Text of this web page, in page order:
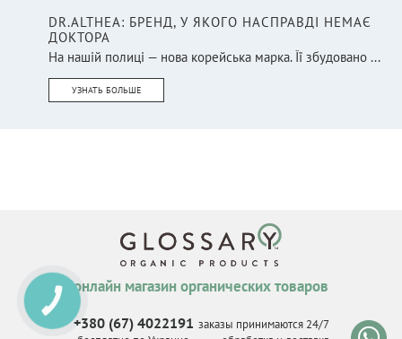
DR.ALTHEA: БРЕНД, У ЯКОГО НАСПРАВДІ НЕМАЄ
ДОКТОРА
На нашій полиці — нова корейська марка. Її збудовано ...
УЗНАТЬ БОЛЬШЕ
онлайн магазин органических товаров
+380 (67) 4022191 заказы принимаются 24/7
КНОПКА
СВЯЗИ